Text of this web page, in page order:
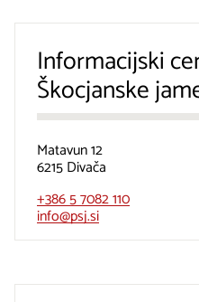
Informacijski
Škocjanske
Matavun 12
6215 Divača
+386 5 7082 110
info@psj.si